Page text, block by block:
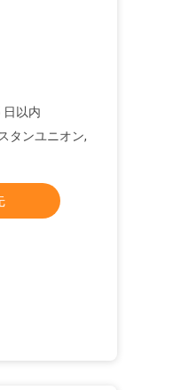
日以内
タンユニオン,